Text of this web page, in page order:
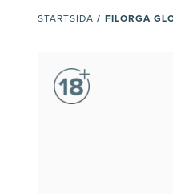
STARTSIDA / FILORGA